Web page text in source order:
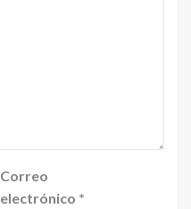
Correo
electrónico *